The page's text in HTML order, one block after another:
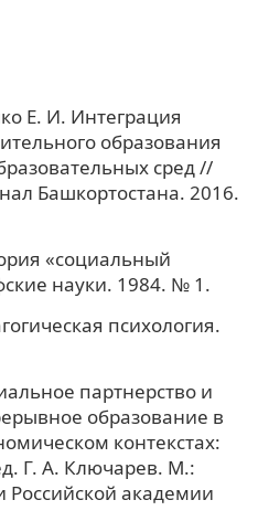
Е. И. Интеграция
образования
сред //
Башкортостана. 2016.
«социальный
науки. 1984. № 1.
психология.
партнерство и
образование в
контекстах:
Г. А. Ключарев. М.:
Российской академии